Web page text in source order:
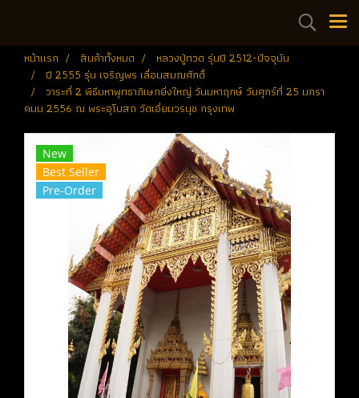
หน้าแรก สินค้าทั้งหมด
หลวงปู่ทวด รุ่นปี 2512-ปัจจุบัน
ปี 2555 รุ่น เจริญพร เลื่อนสมณศักดิ์
วาระที่ 2 พิธีมหาพุทธาภิเษกยิ่งใหญ่ วันมหาฤกษ์ วันศุกร์ที่ 25 มกรา
คมม 2556 ณ พระอุโบสถ วัดเอี่ยมวรนุช กรุงเทพ
New
Best Seller
Pre-Order